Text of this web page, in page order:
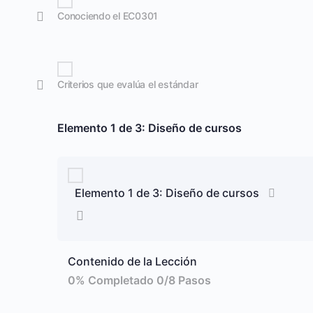
Conociendo el EC0301
Criterios que evalúa el estándar
Elemento 1 de 3: Diseño de cursos
Elemento 1 de 3: Diseño de cursos
Contenido de la Lección
0% Completado 0/8 Pasos